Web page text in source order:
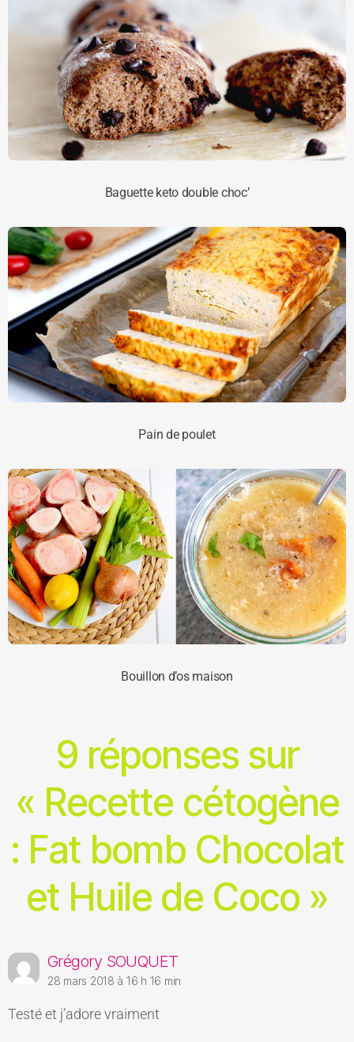
Baguette keto double choc’
Pain de poulet
Bouillon d’os maison
9 réponses sur
« Recette cétogène
: Fat bomb Chocolat
et Huile de Coco »
Grégory SOUQUET
28 mars 2018 à 16 h 16 min
Testé et j’adore vraiment